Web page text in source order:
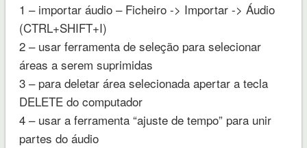
1 – importar áudio – Ficheiro -> Importar -> Áudio
(CTRL+SHIFT+I)
2 – usar ferramenta de seleção para selecionar
áreas a serem suprimidas
3 – para deletar área selecionada apertar a tecla
DELETE do computador
4 – usar a ferramenta “ajuste de tempo” para unir
partes do áudio